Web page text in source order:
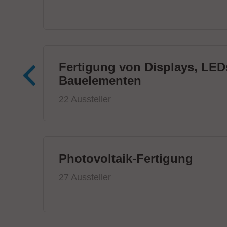
Fertigung von Displays,
Bauelementen
22 Aussteller
Photovoltaik-Fertigung
27 Aussteller